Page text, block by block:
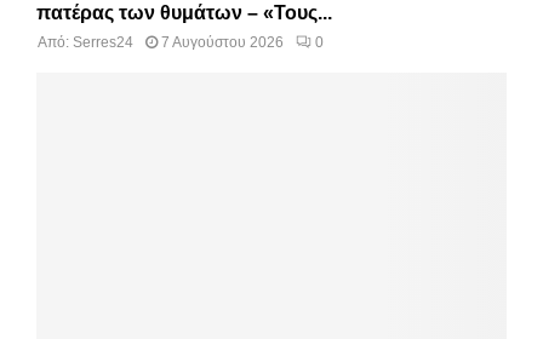
πατέρας των θυμάτων – «Τους...
Από: Serres24 7 Αυγούστου 2026 0